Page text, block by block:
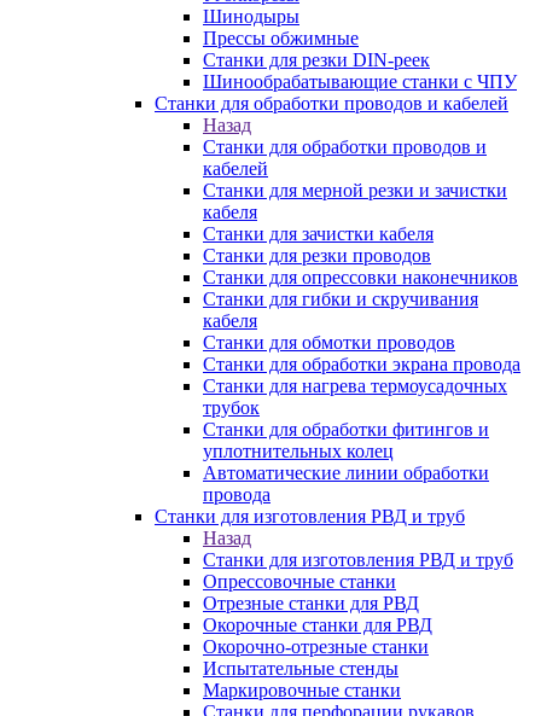
Шинодыры
Прессы обжимные
Станки для резки DIN-реек
Шинообрабатывающие станки с ЧПУ
Станки для обработки проводов и кабелей
Назад
Станки для обработки проводов и
кабелей
Станки для мерной резки и зачистки
кабеля
Станки для зачистки кабеля
Станки для резки проводов
Станки для опрессовки наконечников
Станки для гибки и скручивания
кабеля
Станки для обмотки проводов
Станки для обработки экрана провода
Станки для нагрева термоусадочных
трубок
Станки для обработки фитингов и
уплотнительных колец
Автоматические линии обработки
провода
Станки для изготовления РВД и труб
Назад
Станки для изготовления РВД и труб
Опрессовочные станки
Отрезные станки для РВД
Окорочные станки для РВД
Окорочно-отрезные станки
Испытательные стенды
Маркировочные станки
Станки для перфорации рукавов